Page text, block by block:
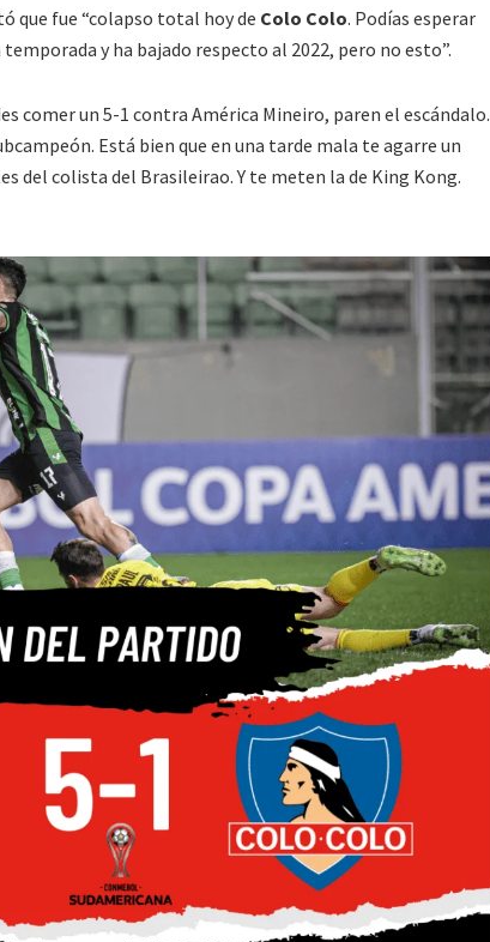
que fue “colapso total hoy de Colo Colo. Podías esperar
y ha bajado respecto al 2022, pero no esto”.
comer un 5-1 contra América Mineiro, paren el escándalo.
Está bien que en una tarde mala te agarre un
del colista del Brasileirao. Y te meten la de King Kong.